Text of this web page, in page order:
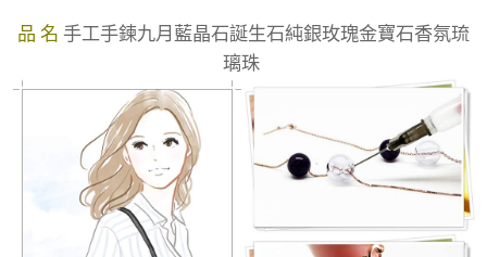
品 名 手工手鍊九月藍晶石誕生石純銀玫瑰金寶石香氛琉
璃珠